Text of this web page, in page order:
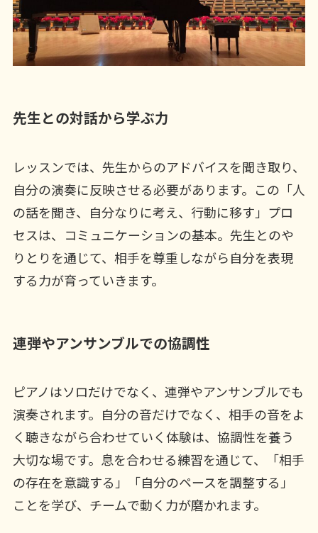
先生との対話から学ぶ力
レッスンでは、先生からのアドバイスを聞き取り、
自分の演奏に反映させる必要があります。この「人
の話を聞き、自分なりに考え、行動に移す」プロ
セスは、コミュニケーションの基本。先生とのや
りとりを通じて、相手を尊重しながら自分を表現
する力が育っていきます。
連弾やアンサンブルでの協調性
ピアノはソロだけでなく、連弾やアンサンブルでも
演奏されます。自分の音だけでなく、相手の音をよ
く聴きながら合わせていく体験は、協調性を養う
大切な場です。息を合わせる練習を通じて、「相手
の存在を意識する」「自分のペースを調整する」
ことを学び、チームで動く力が磨かれます。